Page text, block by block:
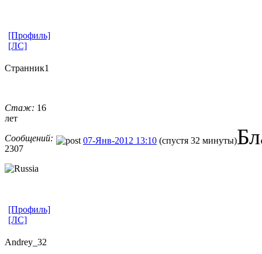
[Профиль]
[ЛС]
Странник1
Стаж: 16
лет
Сообщений:
2307
07-Янв-2012 13:10 (спустя 32 минуты)
[Профиль]
[ЛС]
Andrey_32